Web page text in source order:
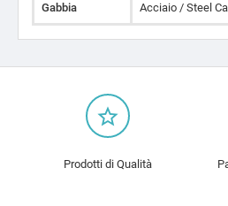
Gabbia Acciaio / Steel
star_border
Prodotti di Qualità